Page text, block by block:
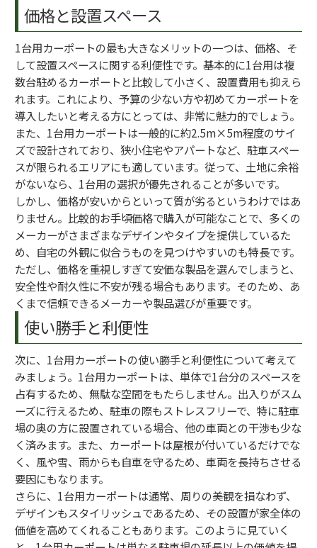
価格と設置スペース
1台用カーポートの最も大きなメリットの一つは、価格、そ
して設置スペースに関する利便性です。基本的に1台用は複
数台駐めるカーポートと比較して小さく、設置費用も抑えら
れます。これにより、予算の少ない方や初めてカーポートを
導入したいと考える方にとっては、非常に魅力的でしょう。
また、1台用カーポートは一般的に約2.5m×5m程度のサイ
ズで設計されており、狭小住宅やアパートなど、駐車スペー
スが限られるエリアにも適しています。従って、土地に余裕
がないなら、1台用の選択が優先されることが多いです。
しかし、価格が安いからといって質が劣るというわけではあ
りません。比較的お手頃価格で購入が可能なことで、多くの
メーカーがさまざまなデザインやタイプを提供しているた
め、自宅の外観に似合うものを見つけやすいのも特長です。
ただし、価格を重視しすぎて安価な製品を選んでしまうと、
安全性や耐久性に不安が残る場合もあります。そのため、あ
くまで信頼できるメーカーや製品選びが重要です。
使い勝手と利便性
次に、1台用カーポートの使い勝手と利便性について考えて
みましょう。1台用カーポートは、単体で1台分のスペースを
占有するため、無駄な空間をもたらしません。出入りがスム
ーズに行えるため、駐車の際もストレスフリーで、特に駐車
場の奥の方に設置されている場合、他の車両との干渉も少な
く済みます。また、カーポートは屋根が付いているだけでな
く、風や雪、雨からも自車を守るため、車両を長持ちさせる
要因にもなります。
さらに、1台用カーポートは通常、周りの美観を損なわず、
デザインもスタイリッシュであるため、その設置が家全体の
価値を高めてくれることもあります。このように見ていく